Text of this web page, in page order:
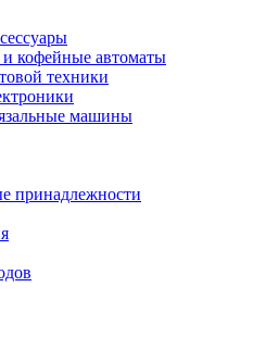
кофейные автоматы
техники
машины
принадлежности